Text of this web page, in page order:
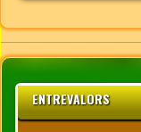
ENTREVALORS